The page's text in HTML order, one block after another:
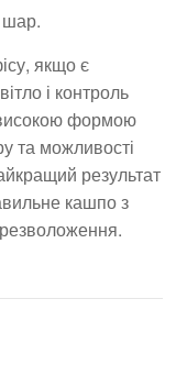
шар.
якщо є
і контроль
формою
та можливості
результат
кашпо з